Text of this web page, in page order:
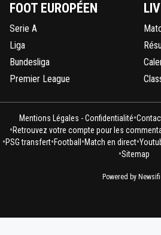
FOOT EUROPÉEN
Serie A
Liga
Bundesliga
Premier League
Mentions Légales - Confidentialité•
•Retrouvez votre compte pour les
•PSG transfert•Football •Match en direct•
•Sitemap
Powered by